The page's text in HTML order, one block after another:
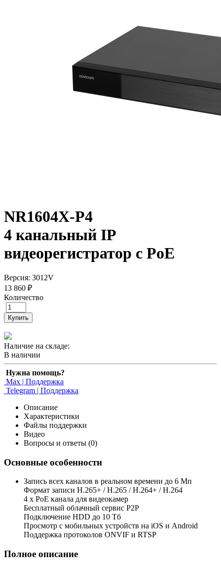
NR1604X-P4
4 канальный IP
видеорегистратор c PoE
Версия: 3012V
13 860 ₽
Количество
Купить
Наличие на складе:
В наличии
Нужна помощь?
Max | Поддержка
Telegram | Поддержка
Описание
Характеристики
Файлы поддержки
Видео
Вопросы и ответы (0)
Основные особенности
Запись всех каналов в реальном времени до 6 Мп
Формат записи H.265+ / H.265 / H.264+ / H.264
4 x PoE канала для видеокамер
Бесплатный облачный сервис Р2Р
Подключение HDD до 10 Тб
Просмотр с мобильных устройств на iOS и Android
Поддержка протоколов ONVIF и RTSP
Полное описание